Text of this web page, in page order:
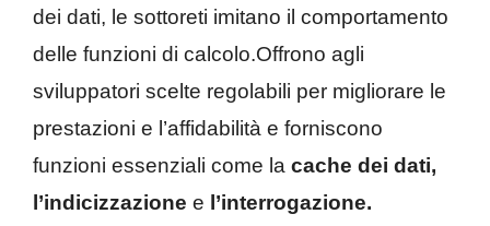
dei dati, le sottoreti imitano il comportamento
delle funzioni di calcolo.Offrono agli
sviluppatori scelte regolabili per migliorare le
prestazioni e l’affidabilità e forniscono
funzioni essenziali come la cache dei dati,
l’indicizzazione e l’interrogazione.